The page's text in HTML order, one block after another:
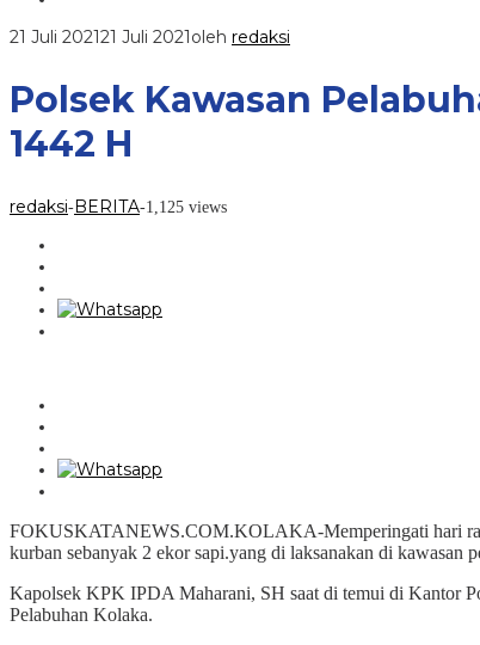
21 Juli 202121 Juli 2021oleh redaksi
Polsek Kawasan
1442 H
redaksi-BERITA-1,125 views
FOKUSKATANEWS.COM.KOLAKA-Memperingati hari
kurban sebanyak 2 ekor sapi.yang di laksanakan di kawasan
Kapolsek KPK IPDA Maharani, SH saat di temui di Kantor
Pelabuhan Kolaka.